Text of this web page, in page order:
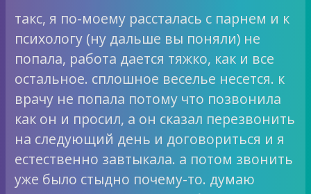
такс, я по-моему рассталась с парнем и к
психологу (ну дальше вы поняли) не
попала, работа дается тяжко, как и все
остальное. сплошное веселье несется. к
врачу не попала потому что позвонила
как он и просил, а он сказал перезвонить
на следующий день и договориться и я
естественно завтыкала. а потом звонить
уже было стыдно почему-то. думаю